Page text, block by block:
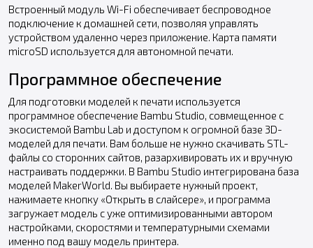
Встроенный модуль Wi-Fi обеспечивает беспроводное
подключение к домашней сети, позволяя управлять
устройством удаленно через приложение. Карта памяти
microSD используется для автономной печати.
Программное обеспечение
Для подготовки моделей к печати используется
программное обеспечение Bambu Studio, совмещенное с
экосистемой Bambu Lab и доступом к огромной базе 3D-
моделей для печати. Вам больше не нужно скачивать STL-
файлы со сторонних сайтов, разархивировать их и вручную
настраивать поддержки. В Bambu Studio интегрирована база
моделей MakerWorld. Вы выбираете нужный проект,
нажимаете кнопку «Открыть в слайсере», и программа
загружает модель с уже оптимизированными автором
настройками, скоростями и температурными схемами
именно под вашу модель принтера.